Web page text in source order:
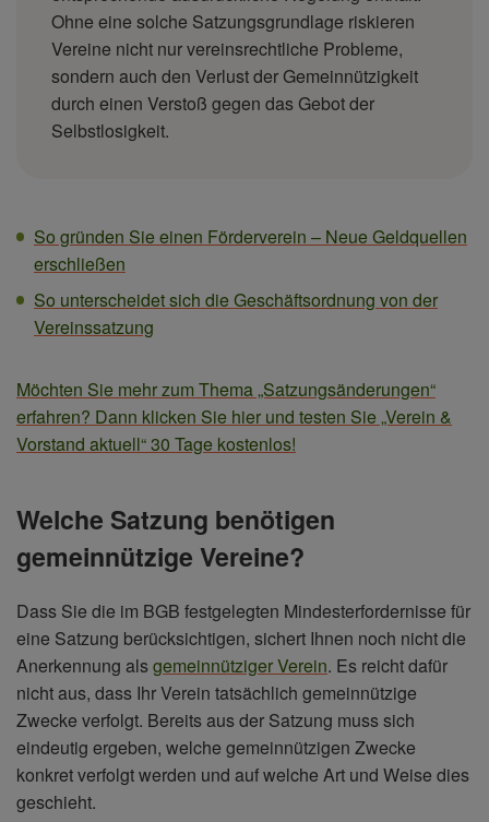
Ohne eine solche Satzungsgrundlage riskieren
Vereine nicht nur vereinsrechtliche Probleme,
sondern auch den Verlust der Gemeinnützigkeit
durch einen Verstoß gegen das Gebot der
Selbstlosigkeit.
So gründen Sie einen Förderverein – Neue Geldquellen
erschließen
So unterscheidet sich die Geschäftsordnung von der
Vereinssatzung
Möchten Sie mehr zum Thema „Satzungsänderungen“
erfahren? Dann klicken Sie hier und testen Sie „Verein &
Vorstand aktuell“ 30 Tage kostenlos!
Welche Satzung benötigen
gemeinnützige Vereine?
Dass Sie die im BGB festgelegten Mindesterfordernisse für
eine Satzung berücksichtigen, sichert Ihnen noch nicht die
Anerkennung alsgemeinnütziger Verein. Es reicht dafür
nicht aus, dass Ihr Verein tatsächlich gemeinnützige
Zwecke verfolgt. Bereits aus der Satzung muss sich
eindeutig ergeben, welche gemeinnützigen Zwecke
konkret verfolgt werden und auf welche Art und Weise dies
geschieht.